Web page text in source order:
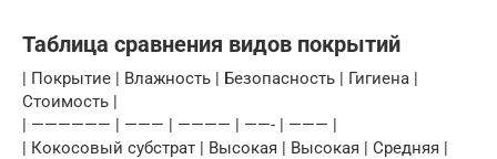
Таблица сравнения видов покрытий
| Покрытие | Влажность | Безопасность | Гигиена |
Стоимость |
| —————— | ——— | ———— | ——- | ——— |
| Кокосовый субстрат | Высокая | Высокая | Средняя |